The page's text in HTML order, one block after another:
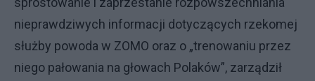
nieprawdziwych informacji dotyczących rzekomej
służby powoda w ZOMO oraz o „trenowaniu przez
niego pałowania na głowach Polaków”, zarządził